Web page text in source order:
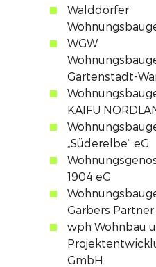
Walddörfer
WGW
Gartenstadt-
KAIFU
„Süderelbe“ eG
1904 eG
Garbers Partner
wph Wohnbau
GmbH